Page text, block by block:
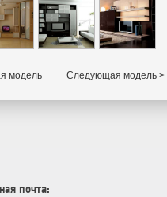
модель Следующая модель >
почта: